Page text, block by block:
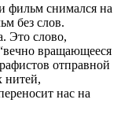
фильм снимался на
без слов.
Это слово,
вращающееся
отправной
нитей,
нас на